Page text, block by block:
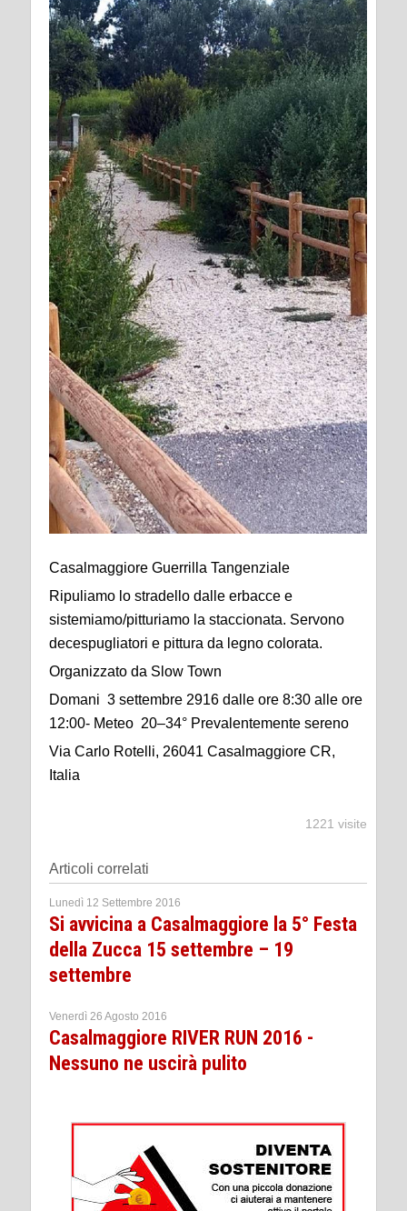
Casalmaggiore Guerrilla Tangenziale
Ripuliamo lo stradello dalle erbacce e
sistemiamo/pitturiamo la staccionata. Servono
decespugliatori e pittura da legno colorata.
Organizzato da Slow Town
Domani 3 settembre 2916 dalle ore 8:30 alle ore
12:00- Meteo 20–34° Prevalentemente sereno
Via Carlo Rotelli, 26041 Casalmaggiore CR,
Italia
1221 visite
Articoli correlati
Lunedì 12 Settembre 2016
Si avvicina a Casalmaggiore la 5° Festa
della Zucca 15 settembre – 19
settembre
Venerdì 26 Agosto 2016
Casalmaggiore RIVER RUN 2016 -
Nessuno ne uscirà pulito